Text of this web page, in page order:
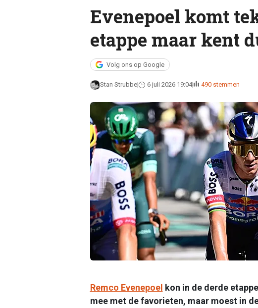
Evenepoel komt
etappe maar kent
Volg ons op Google
Stan Strubbe 6 juli 2026 19:04 490 stemmen
Remco Evenepoel kon in de derde
mee met de favorieten, maar moest in